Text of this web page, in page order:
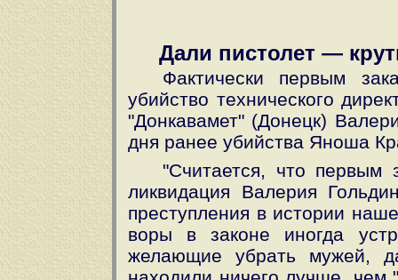
Дали пистолет —
Фактически первым
убийство технического
"Донкавамет" (Донецк)
дня ранее убийства Яноша
"Считается, что первым
ликвидация Валерия
преступления в истории
воры в законе иногда
желающие убрать мужей,